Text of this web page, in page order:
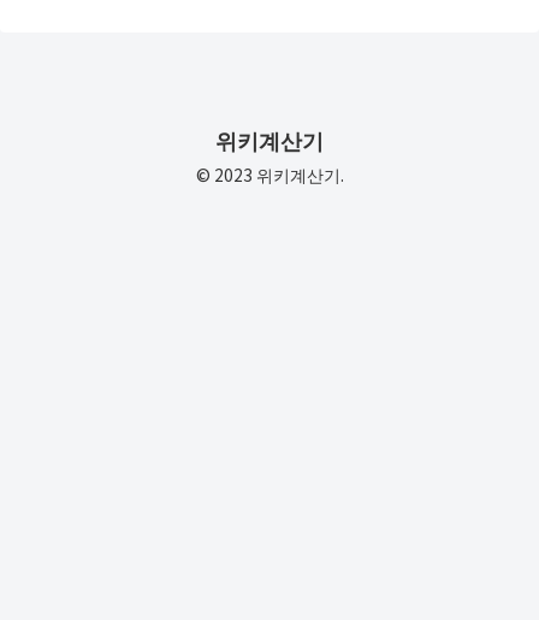
위키계산기
© 2023 위키계산기.